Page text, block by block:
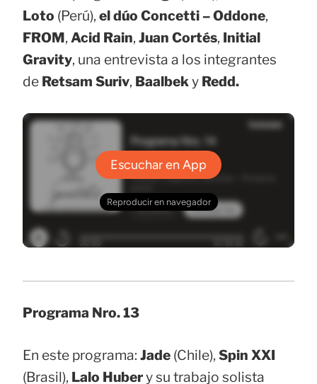
Loto (Perú), el dúo Concetti – Oddone,
FROM, Acid Rain, Juan Cortés, Initial
Gravity, una entrevista a los integrantes
de Retsam Suriv, Baalbek y Redd.
Programa Nro. 13
En este programa: Jade (Chile), Spin XXI
(Brasil), Lalo Hubery su trabajo solista